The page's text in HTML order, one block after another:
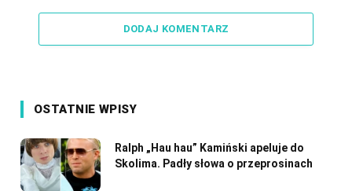
DODAJ KOMENTARZ
OSTATNIE WPISY
Ralph „Hau hau” Kamiński apeluje do
Skolima. Padły słowa o przeprosinach